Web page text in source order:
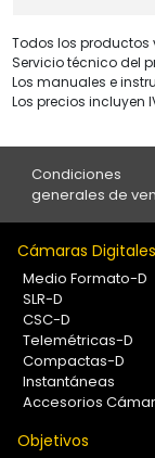
Todos los productos
Servicio técnico del
Los manuales e
Los precios incluyen
Condiciones
generales de
Cámaras Digitales
Medio Formato-D
SLR-D
CSC-D
Telemétricas-D
Compactas-D
Instantáneas
Accesorios
Objetivos